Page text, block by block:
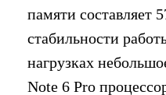
памяти составляет
стабильности
нагрузках
Note 6 Pro